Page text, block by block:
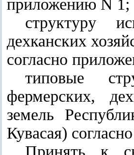
приложению N 1;
структуру
дехканских
согласно
типовые
фермерских,
земель
Кувасая)
Принять к